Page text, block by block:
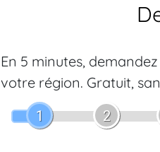
En 5 minutes, demandez
votre région. Gratuit,
1 2